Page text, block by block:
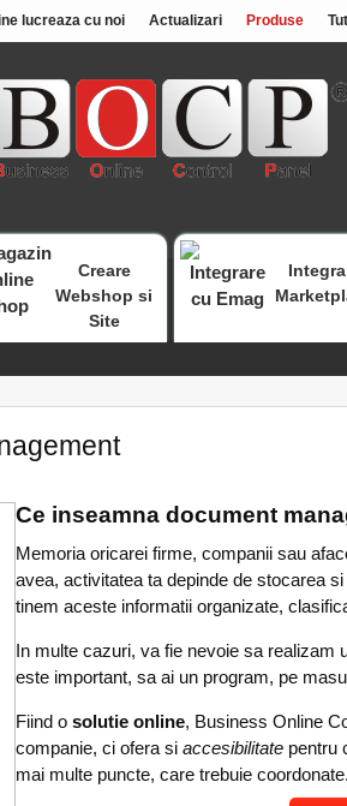
lucreaza cu noi Actualizari Produse
Creare
Webshop si
Site
Ce inseamna document
Memoria oricarei firme, companii sau
avea, activitatea ta depinde de stocarea
tinem aceste informatii organizate,
In multe cazuri, va fie nevoie sa realizam
este important, sa ai un program, pe
Fiind o solutie online, Business Online
companie, ci ofera si accesibilitate pentru
mai multe puncte, care trebuie coordonate.